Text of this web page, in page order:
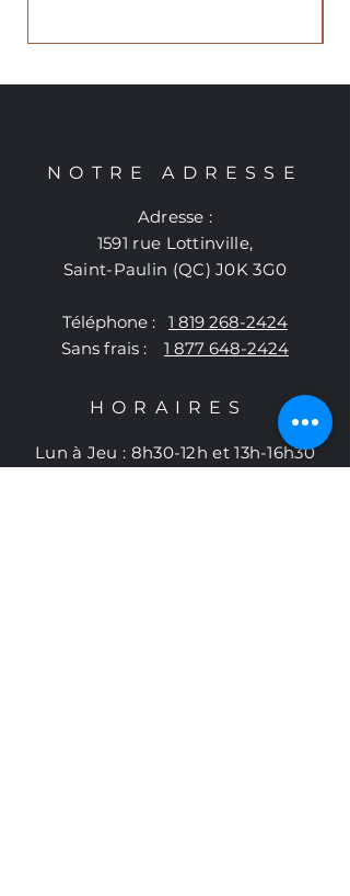
NOTRE ADRESSE
Adresse :
1591 rue Lottinville,
Saint-Paulin (QC) J0K 3G0
Téléphone : 1 819 268-2424
Sans frais : 1 877 648-2424
HORAIRES
Lun à Jeu : 8h30-12h et 13h-16h30